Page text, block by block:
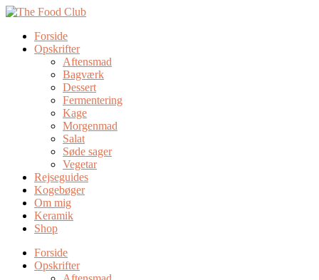
Forside
Opskrifter
Aftensmad
Bagværk
Dessert
Fermentering
Kage
Morgenmad
Salat
Søde sager
Vegetar
Rejseguides
Kogebøger
Om mig
Keramik
Shop
Forside
Opskrifter